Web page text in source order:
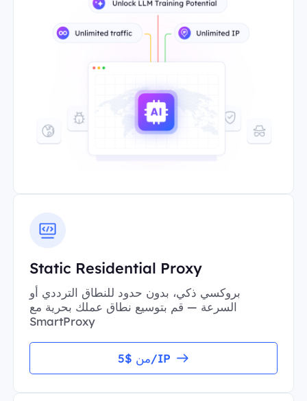
Static Residential Proxy
بروكسي ذكي، بدون حدود للنطاق الترددي أو
السرعة — قم بتوسيع نطاق عملك بحرية مع
SmartProxy
من $5/IP